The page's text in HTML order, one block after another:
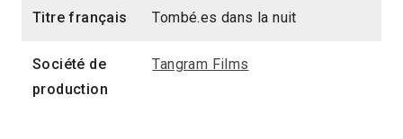
Titre français Tombé.es dans la nuit
Société de
production
Tangram Films